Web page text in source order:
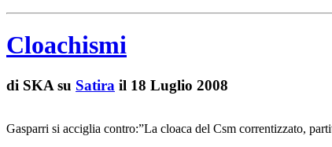
Cloachismi
di SKA su Satira il 18 Luglio 2008
Gasparri si acciglia contro:”La cloaca del Csm correntizzato,